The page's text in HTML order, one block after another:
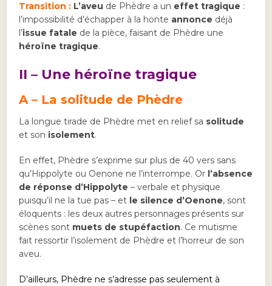
Transition : L’aveu de Phèdre a un effet tragique :
l’impossibilité d’échapper à la honte annonce déjà
l’issue fatale de la pièce, faisant de Phèdre une
héroïne tragique.
II – Une héroïne tragique
A – La solitude de Phèdre
La longue tirade de Phèdre met en relief sa solitude
et son isolement.
En effet, Phèdre s’exprime sur plus de 40 vers sans
qu’Hippolyte ou Oenone ne l’interrompe. Or l’absence
de réponse d’Hippolyte – verbale et physique
puisqu’il ne la tue pas – et le silence d’Oenone, sont
éloquents : les deux autres personnages présents sur
scènes sont muets de stupéfaction. Ce mutisme
fait ressortir l’isolement de Phèdre et l’horreur de son
aveu.
D’ailleurs, Phèdre ne s’adresse pas seulement à